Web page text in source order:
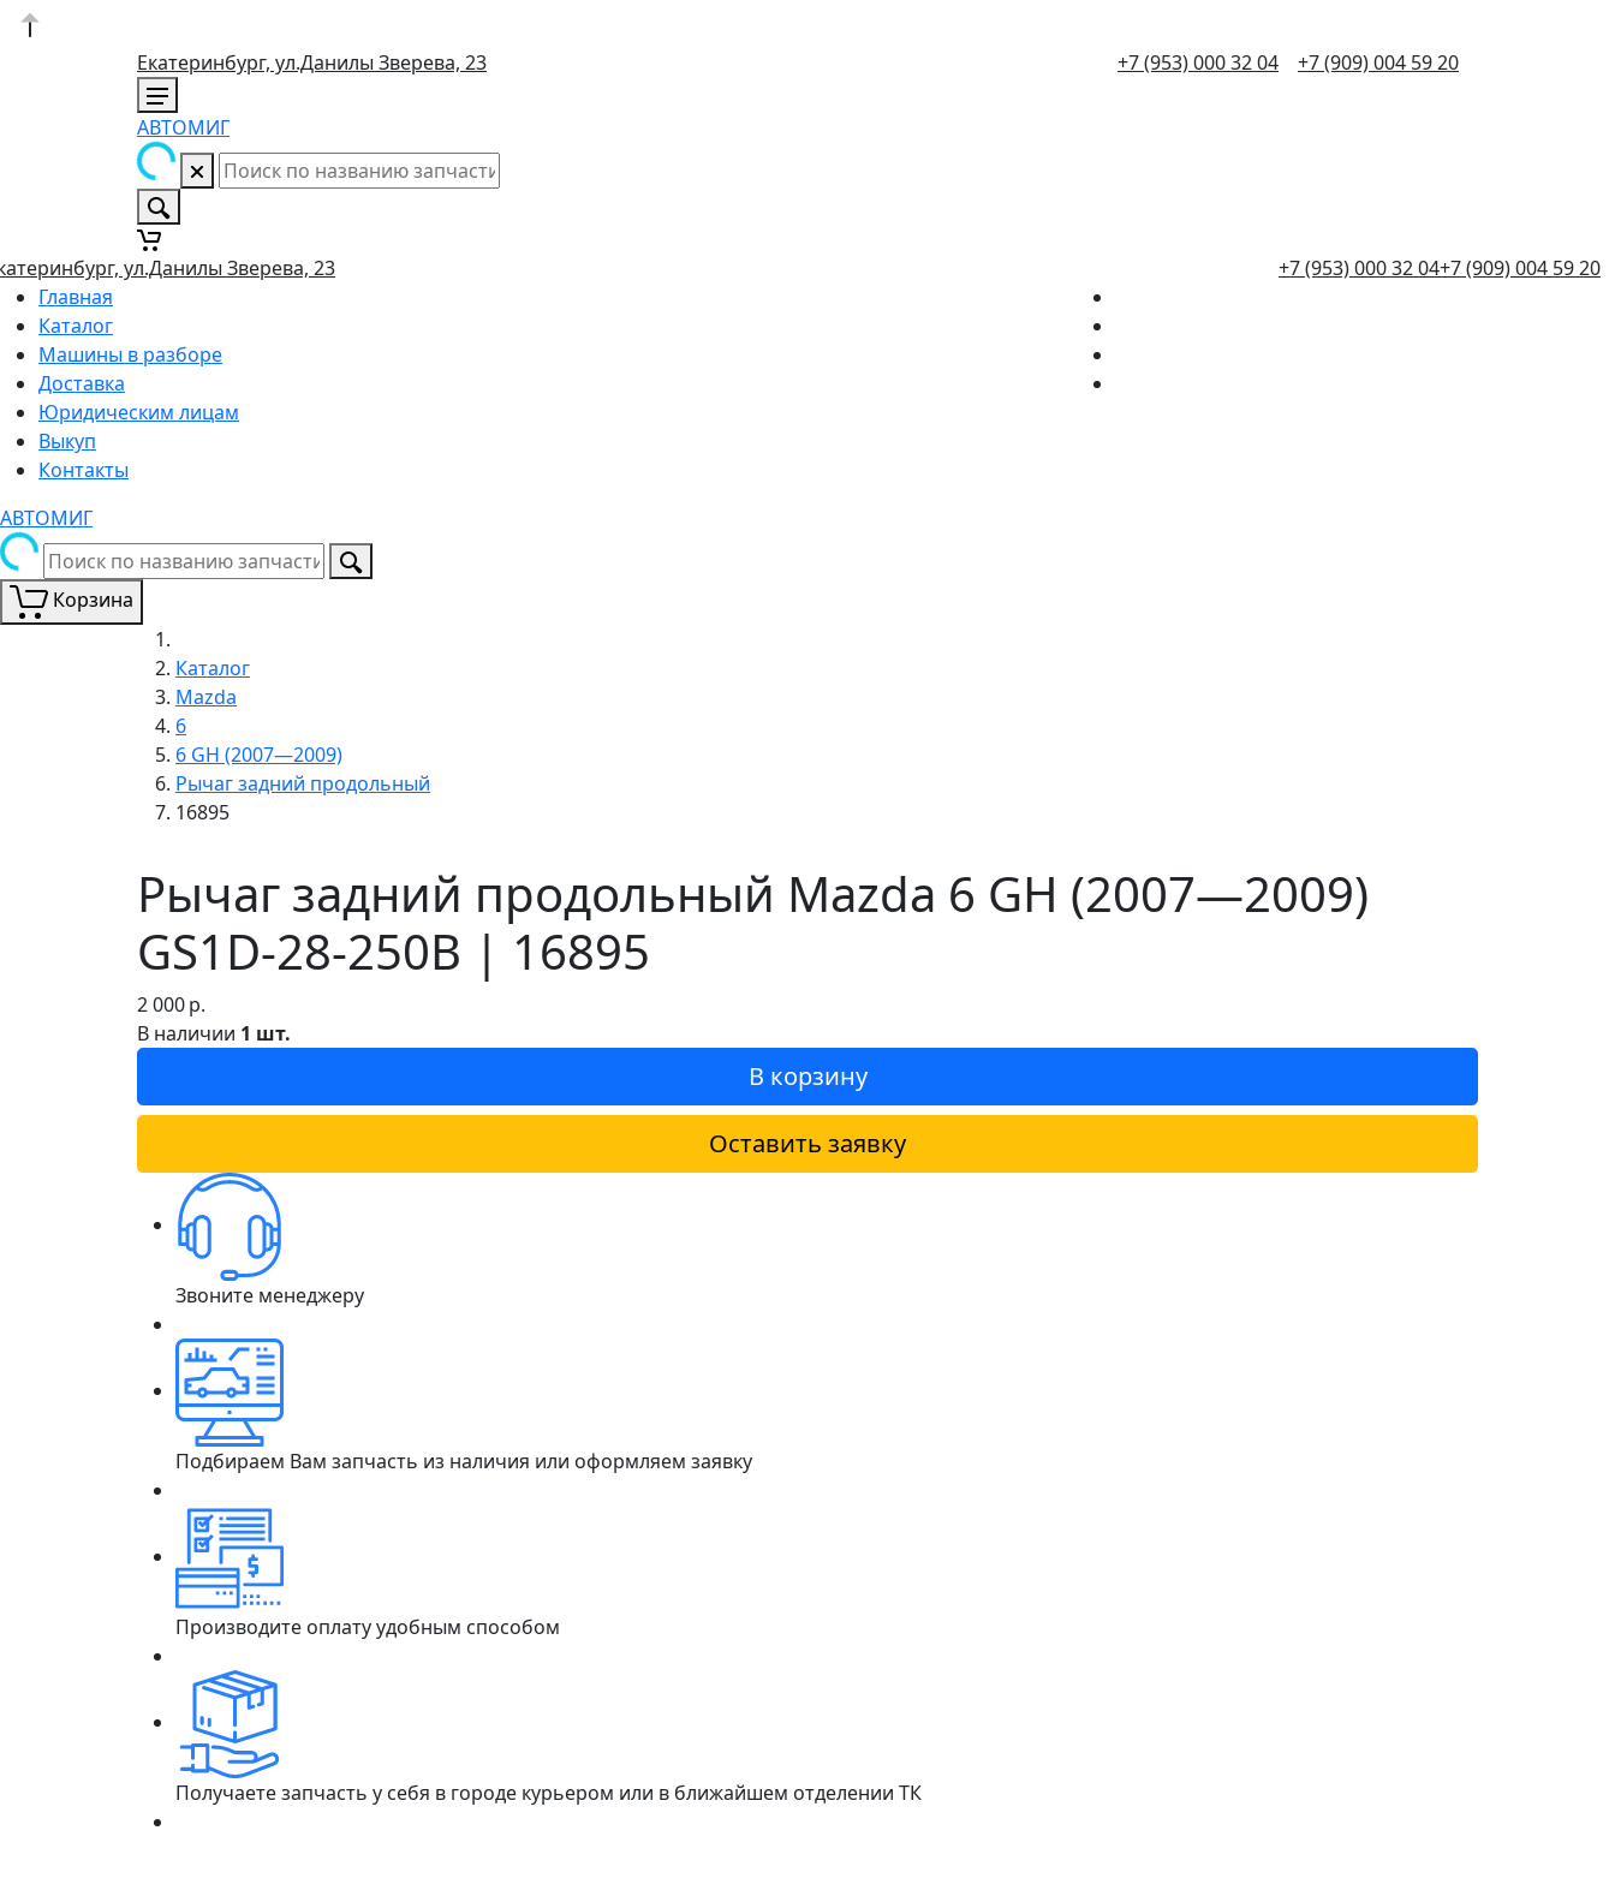
Екатеринбург, ул.Данилы Зверева, 23 +7 (953) 000 32 04 +7 (909) 004 59 20
АВТОМИГ
ул.Данилы Зверева, 23 +7 (953) 000 32 04+7 (909) 004 59 20
Главная
Каталог
Машины в разборе
Доставка
Юридическим лицам
Выкуп
Контакты
АВТОМИГ
Корзина
Каталог
Mazda
6
6 GH (2007—2009)
Рычаг задний продольный
16895
Рычаг задний продольный Mazda 6 GH (2007—2009)
GS1D-28-250B | 16895
2 000р.
В наличии 1 шт.
В корзину
Оставить заявку
Звоните менеджеру
Подбираем Вам запчасть из наличия или оформляем заявку
Производите оплату удобным способом
Получаете запчасть у себя в городе курьером или в ближайшем отделении ТК